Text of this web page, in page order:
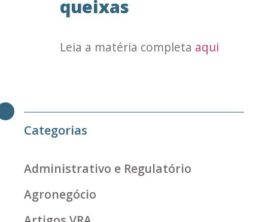
queixas
Leia a matéria completa aqui
Categorias
Administrativo e Regulatório
Agronegócio